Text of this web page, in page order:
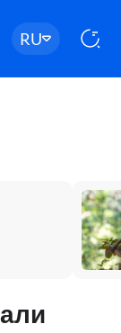
RU